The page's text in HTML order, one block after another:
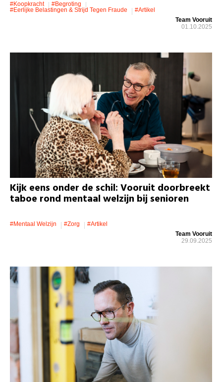
#koopkracht
#Begroting
#eerlijke Belastingen & Strijd Tegen Fraude
#artikel
Team Vooruit
01.10.2025
Kijk eens onder de schil: Vooruit doorbreekt
taboe rond mentaal welzijn bij senioren
#mentaal Welzijn #zorg
#artikel
Team Vooruit
29.09.2025